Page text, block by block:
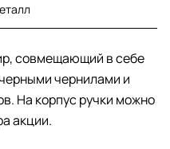
совмещающий в себе
чернилами и
На корпус ручки можно
акции.